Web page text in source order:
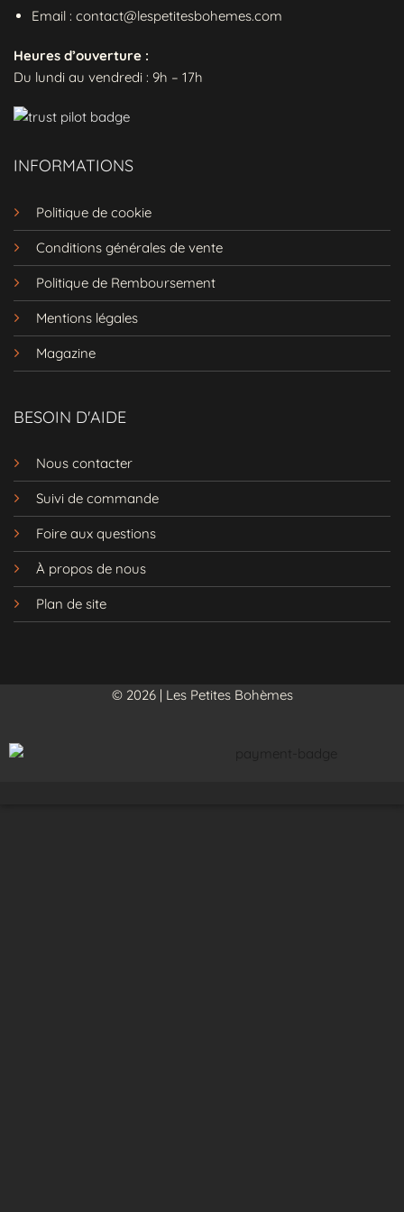
Email : contact@lespetitesbohemes.com
Heures d’ouverture :
Du lundi au vendredi : 9h – 17h
INFORMATIONS
Politique de cookie
Conditions générales de vente
Politique de Remboursement
Mentions légales
Magazine
BESOIN D'AIDE
Nous contacter
Suivi de commande
Foire aux questions
À propos de nous
Plan de site
© 2026 | Les Petites Bohèmes